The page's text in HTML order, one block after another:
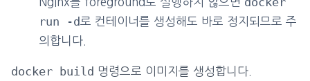
run -d 로 컨테이너를 생성해도 바로 정지되므로 주
의합니다.
docker build 명령으로 이미지를 생성합니다.